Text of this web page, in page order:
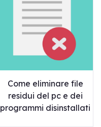
Come eliminare file
residui del pc e dei
programmi disinstallati